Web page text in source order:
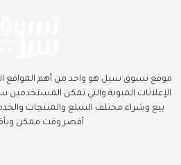
موقع تسوق سيل هو واحد من أهم المواقع
الإعلانات المبوبة والتي تمكن المستخدمين
بيع وشراء مختلف السلع والمنتجات
أقصر وقت ممكن